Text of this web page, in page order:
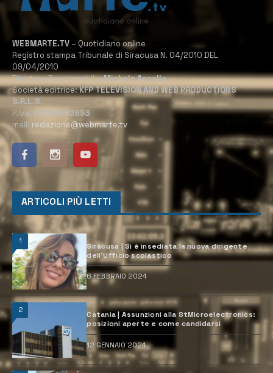
WEBMARTE.TV – Quotidiano online
Registro stampa Tribunale di Siracusa N. 04/2010 DEL
09/04/2010
Direttore Responsabile:Michele Accolla
Società editrice:KFP TELEVISION AND WEB PRODUCTIONS
S.R.L.S.
P.Iva: 02184950893
mail: redazione@webmarte.tv
ARTICOLI PIÙ LETTI
1
Siracusa | Si è insediata la nuova dirigente
dell’Ufficio scolastico
6 FEBBRAIO 2024
2
Catania | Assunzioni alla StMicroelectronics:
posizioni aperte e come candidarsi
12 GENNAIO 2024